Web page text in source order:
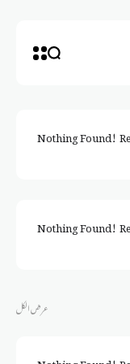
Nothing Found!
Nothing Found!
عرض الكل